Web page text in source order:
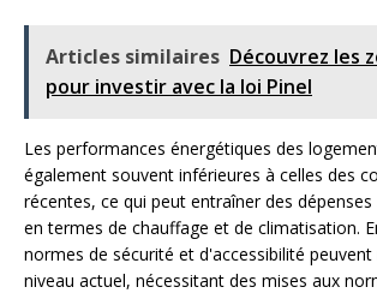
Articles similaires Découvrez les
pour investir avec la loi Pinel
Les performances énergétiques des
également souvent inférieures à celles des
récentes, ce qui peut entraîner des
en termes de chauffage et de climatisation.
normes de sécurité et d'accessibilité
niveau actuel, nécessitant des mises aux